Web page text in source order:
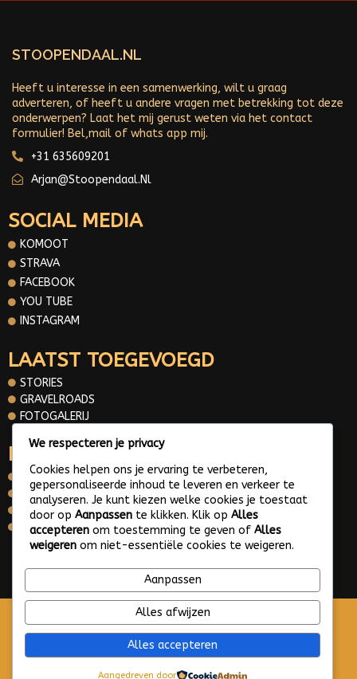
STOOPENDAAL.NL
Heeft u interesse in een samenwerking, wilt u graag
adverteren, of heeft u andere vragen met betrekking tot deze
onderwerpen? Laat het mij gerust weten via het contact
formulier! Bel,mail of whats app mij.
+31 635609201
Arjan@stoopendaal.nl
SOCIAL MEDIA
KOMOOT
STRAVA
FACEBOOK
YOU TUBE
INSTAGRAM
LAATST TOEGEVOEGD
STORIES
GRAVELROADS
FOTOGALERIJ
INFORMATIE
OVER MIJ
CONTACT
PRIVACY POLICY
WHATS APP ME
© 2025 Gravelroads area around the Netherlands
We respecteren je privacy
Cookies helpen ons je ervaring te verbeteren,
gepersonaliseerde inhoud te leveren en verkeer te
analyseren. Je kunt kiezen welke cookies je toestaat
door op Aanpassen te klikken. Klik op Alles
accepteren om toestemming te geven of Alles
weigeren om niet-essentiële cookies te weigeren.
Aanpassen
Alles afwijzen
Alles accepteren
Aangedreven door